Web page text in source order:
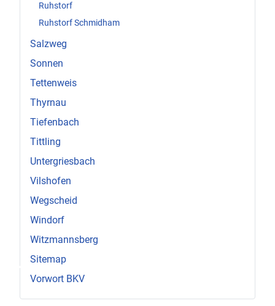
Ruhstorf
Ruhstorf Schmidham
Salzweg
Sonnen
Tettenweis
Thyrnau
Tiefenbach
Tittling
Untergriesbach
Vilshofen
Wegscheid
Windorf
Witzmannsberg
Sitemap
Vorwort BKV